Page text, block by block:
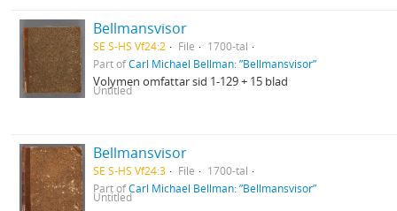
Bellmansvisor
SE S-HS Vf24:2 File
1700-tal
Part ofCarl Michael Bellman: ”Bellmansvisor”
Volymen omfattar sid 1-129 + 15 blad
Untitled
Bellmansvisor
SE S-HS Vf24:3 File
1700-tal
Part ofCarl Michael Bellman: ”Bellmansvisor”
Untitled